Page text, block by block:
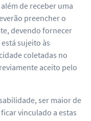
de receber uma
preencher o
devendo fornecer
sujeito às
coletadas no
aceito pelo
ser maior de
vinculado a estas